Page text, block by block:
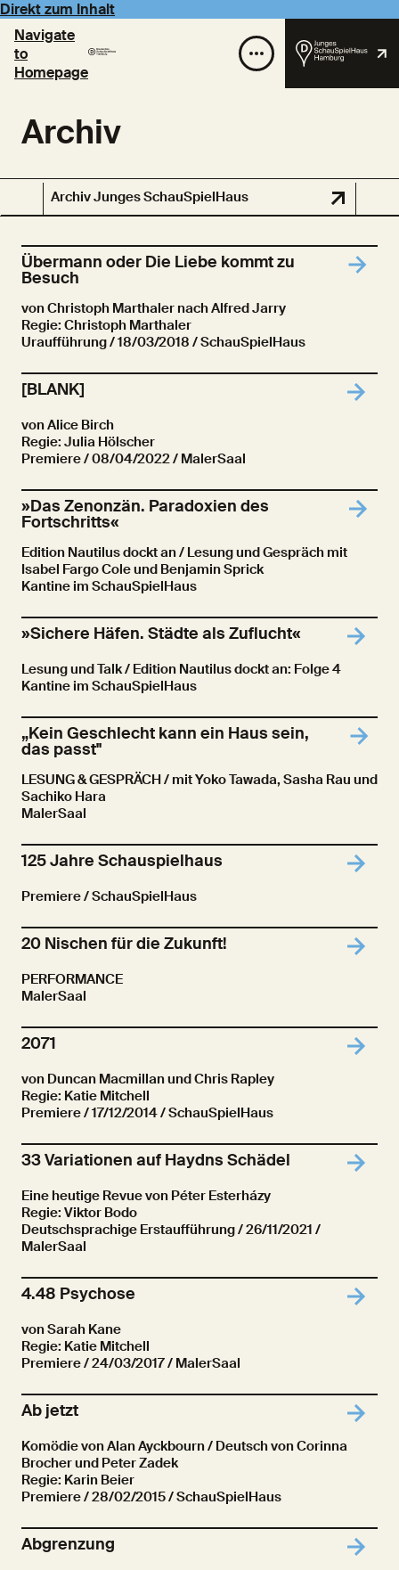
Direkt zum Inhalt
Navigate
to
Homepage
Archiv
Archiv Junges SchauSpielHaus
Übermann oder Die Liebe kommt zu
Besuch
von Christoph Marthaler nach Alfred Jarry
Regie: Christoph Marthaler
Uraufführung/ 18/03/2018 / SchauSpielHaus
[BLANK]
von Alice Birch
Regie: Julia Hölscher
Premiere/ 08/04/2022 / MalerSaal
»Das Zenonzän. Paradoxien des
Fortschritts«
Edition Nautilus dockt an / Lesung und Gespräch mit
Isabel Fargo Cole und Benjamin Sprick
Kantine im SchauSpielHaus
»Sichere Häfen. Städte als Zuflucht«
Lesung und Talk / Edition Nautilus dockt an: Folge 4
Kantine im SchauSpielHaus
„Kein Geschlecht kann ein Haus sein,
das passt"
LESUNG & GESPRÄCH / mit Yoko Tawada, Sasha Rau und
Sachiko Hara
MalerSaal
125 Jahre Schauspielhaus
Premiere/ SchauSpielHaus
20 Nischen für die Zukunft!
PERFORMANCE
MalerSaal
2071
von Duncan Macmillan und Chris Rapley
Regie: Katie Mitchell
Premiere/ 17/12/2014 / SchauSpielHaus
33 Variationen auf Haydns Schädel
Eine heutige Revue von Péter Esterházy
Regie: Viktor Bodo
Deutschsprachige Erstaufführung/ 26/11/2021 /
MalerSaal
4.48 Psychose
von Sarah Kane
Regie: Katie Mitchell
Premiere/ 24/03/2017 / MalerSaal
Ab jetzt
Komödie von Alan Ayckbourn / Deutsch von Corinna
Brocher und Peter Zadek
Regie: Karin Beier
Premiere/ 28/02/2015 / SchauSpielHaus
Abgrenzung